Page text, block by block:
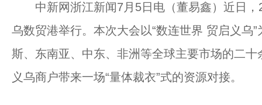
中新网浙江新闻7月5日电（董易鑫）近日，
乌数贸港举行。本次大会以“数连世界 贸启义乌
斯、东南亚、中东、非洲等全球主要市场的二
义乌商户带来一场“量体裁衣”式的资源对接。